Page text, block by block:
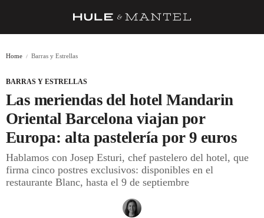
BARRAS Y ESTRELLAS
DÓNDE COMER
ÍDOLOS DE MESAS
CUADERNO DE VIAJE
Home Barras y Estrellas
BARRAS Y ESTRELLAS
Las meriendas del hotel Mandarin
Oriental Barcelona viajan por
Europa: alta pastelería por 9 euros
Hablamos con Josep Esturi, chef pastelero del hotel, que
firma cinco postres exclusivos: disponibles en el
restaurante Blanc, hasta el 9 de septiembre